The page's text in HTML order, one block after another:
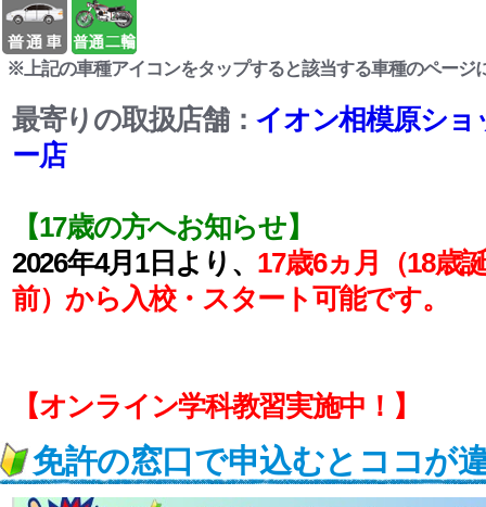
※上記の車種アイコンをタップすると該当する車種のページ
最寄りの取扱店舗： イオン相模原シ
ー店
【17歳の方へお知らせ】
2026年4月1日より、 17歳6ヵ月（18歳
前）から入校・スタート可能です。
【オンライン学科教習実施中！】
免許の窓口で申込むとココが